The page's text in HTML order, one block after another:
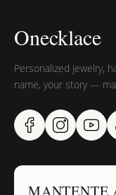
Onecklace
Personalized jewelry,
name, your story —
MANTENTE